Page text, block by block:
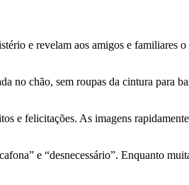
e revelam aos amigos e familiares o
no chão, sem roupas da cintura para
e felicitações. As imagens
e “desnecessário”. Enquanto